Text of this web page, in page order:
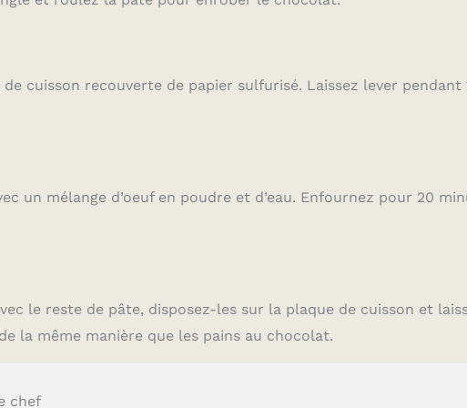
cuisson recouverte de papier sulfurisé. Laissez lever pendant
un mélange d’oeuf en poudre et d’eau. Enfournez pour 20
le reste de pâte, disposez-les sur la plaque de cuisson et
la même manière que les pains au chocolat.
chef